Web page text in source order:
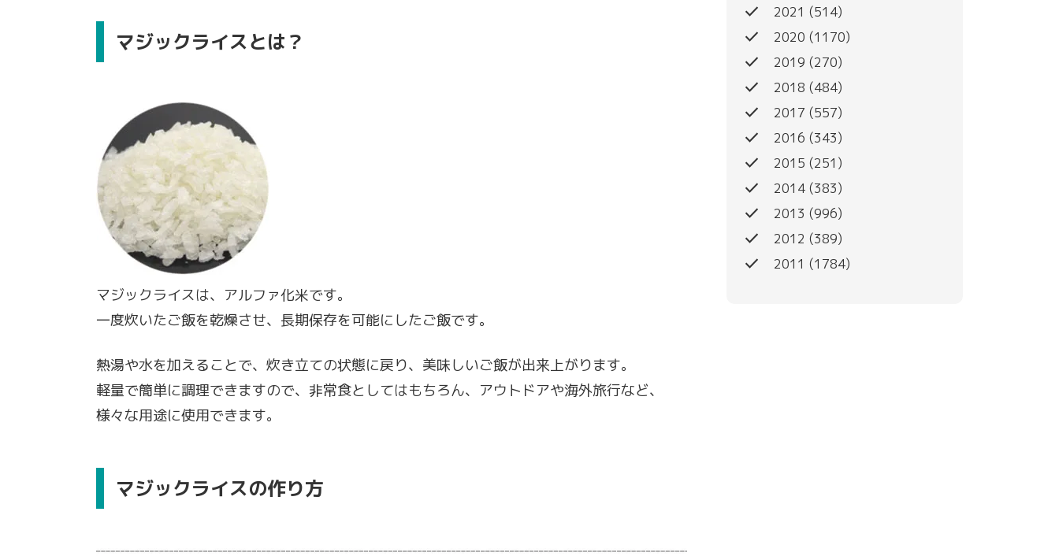
マジックライスとは？
マジックライスは、アルファ化米です。
一度炊いたご飯を乾燥させ、長期保存を可能にしたご飯です。
熱湯や水を加えることで、炊き立ての状態に戻り、美味しいご飯が出来上がります。
軽量で簡単に調理できますので、非常食としてはもちろん、アウトドアや海外旅行など、
様々な用途に使用できます。
マジックライスの作り方
done 2021 (514)
done 2020 (1170)
done 2019 (270)
done 2018 (484)
done 2017 (557)
done 2016 (343)
done 2015 (251)
done 2014 (383)
done 2013 (996)
done 2012 (389)
done 2011 (1784)